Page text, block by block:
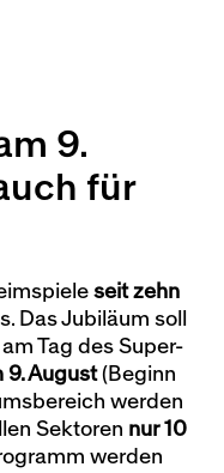
9.
für
seit zehn
Das Jubiläum soll
Tag des Super-
9. August(Beginn
werden
Sektoren nur 10
werden